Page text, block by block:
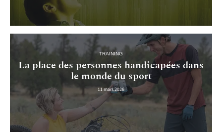
TRAINING
La place des personnes handicapées dans
le monde du sport
11 mars 2026